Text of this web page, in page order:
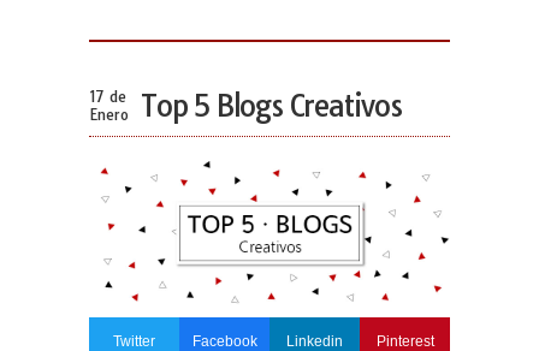
17 de
Enero
Top 5 Blogs Creativos
Twitter Facebook Linkedin Pinterest